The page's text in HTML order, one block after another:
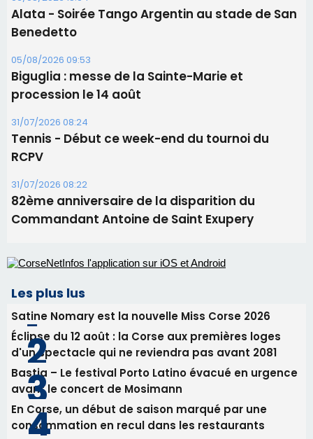
06/08/2026 15:57
Ucciani – Marché des producteurs à Cruculi le
11 août
06/08/2026 15:25
Corte – L’association A Nuciola organise une
projection sous les étoiles
06/08/2026 15:04
Alata - Soirée Tango Argentin au stade de San
Benedetto
05/08/2026 09:53
Biguglia : messe de la Sainte-Marie et
procession le 14 août
Tennis - Début ce week-end du tournoi du
RCPV
31/07/2026 08:22
82ème anniversaire de la disparition du
Commandant Antoine de Saint Exupery
Les plus lus